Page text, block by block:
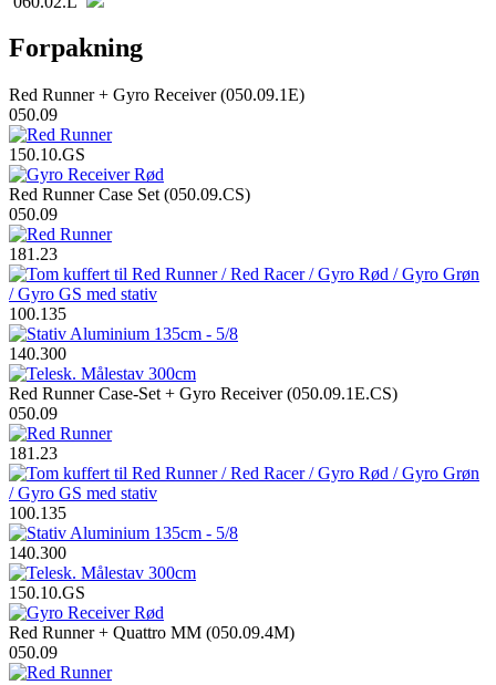
Forpakning
Red Runner + Gyro Receiver (050.09.1E)
050.09
150.10.GS
Red Runner Case Set (050.09.CS)
050.09
181.23
100.135
140.300
Red Runner Case-Set + Gyro Receiver (050.09.1E.CS)
050.09
181.23
100.135
140.300
150.10.GS
Red Runner + Quattro MM (050.09.4M)
050.09